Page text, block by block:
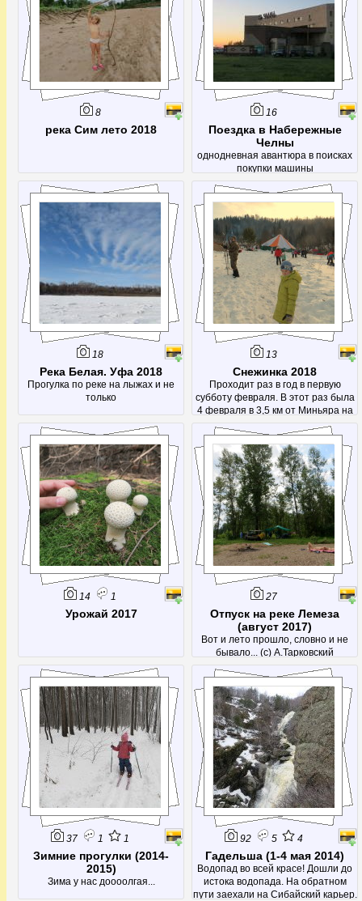
8
река Сим лето 2018
16
Поездка в Набережные
Челны
однодневная авантюра в поисках
покупки машины
18
Река Белая. Уфа 2018
Прогулка по реке на лыжах и не
только
13
Снежинка 2018
Проходит раз в год в первую
субботу февраля. В этот раз была
4 февраля в 3,5 км от Миньяра на
1753 км.
14 1
Урожай 2017
27
Отпуск на реке Лемеза
(август 2017)
Вот и лето прошло, словно и не
бывало... (с) А.Тарковский
37 1 1
Зимние прогулки (2014-
2015)
Зима у нас доооолгая...
92 5 4
Гадельша (1-4 мая 2014)
Водопад во всей красе! Дошли до
истока водопада. На обратном
пути заехали на Сибайский карьер.